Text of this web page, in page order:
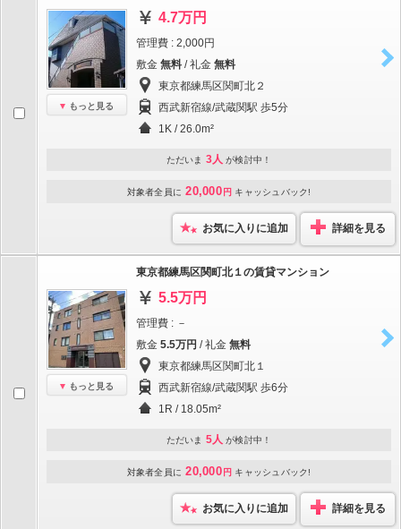
もっと見る
4.7万円
管理費 : 2,000円
敷金 無料 / 礼金 無料
東京都練馬区関町北２
西武新宿線/武蔵関駅 歩5分
1K / 26.0m²
ただいま 3人 が検討中！
対象者全員に 20,000 円 キャッシュバック!
お気に入りに追加 詳細を見る
もっと見る
東京都練馬区関町北１の賃貸マンション
5.5万円
管理費 : －
敷金 5.5万円 / 礼金 無料
東京都練馬区関町北１
西武新宿線/武蔵関駅 歩6分
1R / 18.05m²
ただいま 5人 が検討中！
対象者全員に 20,000 円 キャッシュバック!
お気に入りに追加 詳細を見る